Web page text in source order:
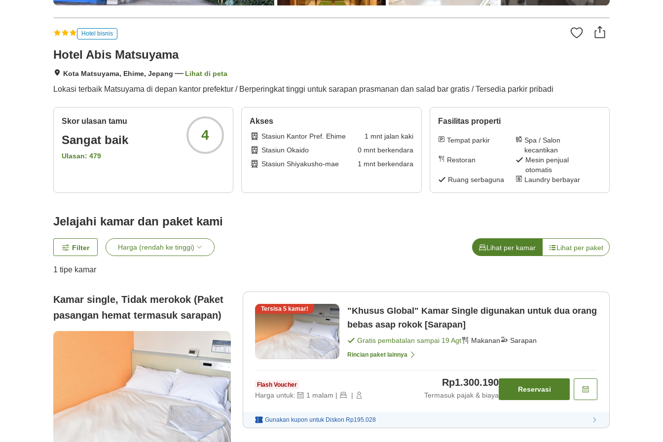
Hotel bisnis
Hotel Abis Matsuyama
Kota Matsuyama, Ehime, Jepang Lihat di peta
Lokasi terbaik Matsuyama di depan kantor prefektur / Berperingkat tinggi untuk sarapan prasmanan dan salad bar gratis / Tersedia parkir pribadi
Skor ulasan tamu
Sangat baik
Ulasan: 479
4
Akses
Stasiun Kantor Pref. Ehime 1 mnt jalan kaki
Stasiun Okaido
0mnt berkendara
Stasiun Shiyakusho-mae
1 mnt berkendara
Fasilitas properti
Tempat parkir
Spa / Salon
kecantikan
Restoran
Mesin penjual
otomatis
Ruang serbaguna
Laundry berbayar
Jelajahi kamar dan paket kami
Filter Harga (rendah ke tinggi) Lihat per kamar Lihat per paket
1 tipe kamar
Kamar single, Tidak merokok (Paket
pasangan hemat termasuk sarapan)
Tersisa 5 kamar!
"Khusus Global" Kamar Single digunakan untuk dua orang
bebas asap rokok [Sarapan]
Gratis pembatalan sampai 19 Agt Makanan Sarapan
Rincian paket lainnya
Flash Voucher
Harga untuk: 1 malam | |
Rp1.300.190
Termasuk pajak & biaya
Reservasi
Gunakan kupon untuk Diskon Rp195.028